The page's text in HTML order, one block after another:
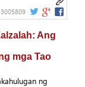
3005809
Ang
mga Tao
ng